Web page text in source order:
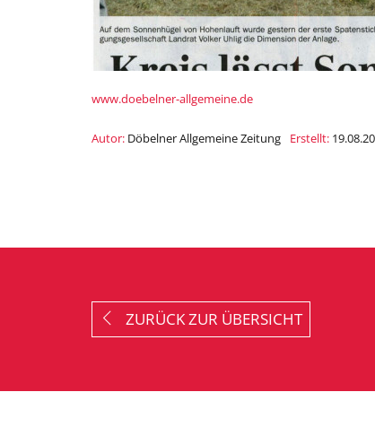
www.doebelner-allgemeine.de
Autor: Döbelner Allgemeine Zeitung Erstellt:
ZURÜCK ZUR ÜBERSICHT